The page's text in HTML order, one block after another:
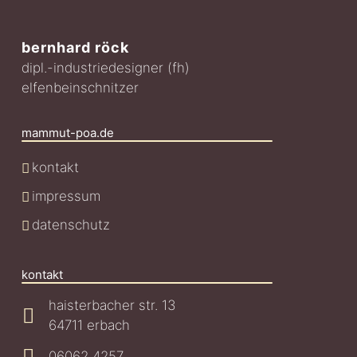
bernhard röck
dipl.-industriedesigner (fh)
elfenbeinschnitzer
mammut-poa.de
kontakt
impressum
datenschutz
kontakt
haisterbacher str. 13
64711 erbach